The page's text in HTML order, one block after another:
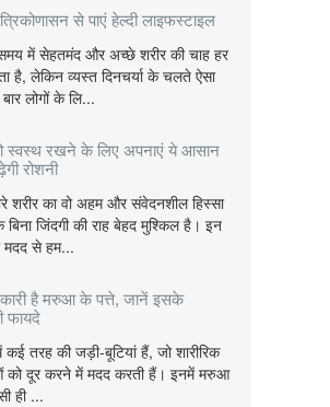
से पाएं हेल्दी लाइफस्टाइल
में सेहतमंद और अच्छे शरीर की चाह हर
है, लेकिन व्यस्त दिनचर्या के चलते ऐसा
लोगों के लि...
स्वस्थ रखने के लिए अपनाएं ये आसान
रोशनी
शरीर का वो अहम और संवेदनशील हिस्सा
जिंदगी की राह बेहद मुश्किल है। इन
से हम...
है मरुआ के पत्ते, जानें इसके
फायदे
कई तरह की जड़ी-बूटियां हैं, जो शारीरिक
को दूर करने में मदद करती हैं। इनमें मरुआ
ही ...